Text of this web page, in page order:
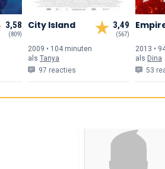
3,58
(809)
3,49
(567)
City Island
2009 • 104 minuten
als Tanya
97 reacties
2013 •
als Dina
53